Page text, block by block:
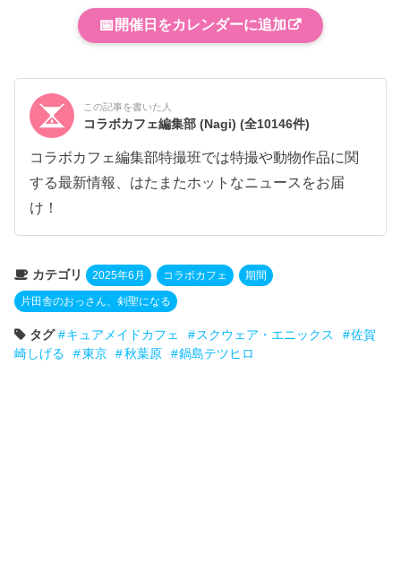
📅 開催日をカレンダーに追加
この記事を書いた人
コラボカフェ編集部 (Nagi)(全10146件)
コラボカフェ編集部特撮班では特撮や動物作品に関
する最新情報、はたまたホットなニュースをお届
け！
カテゴリ 2025年6月 コラボカフェ 期間
片田舎のおっさん、剣聖になる
タグ キュアメイドカフェ スクウェア・エニックス
佐賀
崎しげる
東京 秋葉原 鍋島テツヒロ